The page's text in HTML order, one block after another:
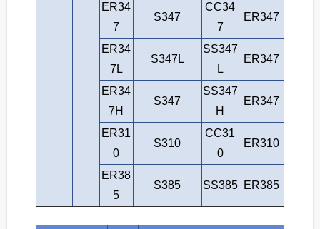
ER34
7
S347
СС34
7
ER347
ER34
7L
S347L
SS347
L
ER347
ER34
7H
S347
SS347
H
ER347
ER31
0
S310
СС31
0
ER310
ER38
5
S385 SS385 ER385